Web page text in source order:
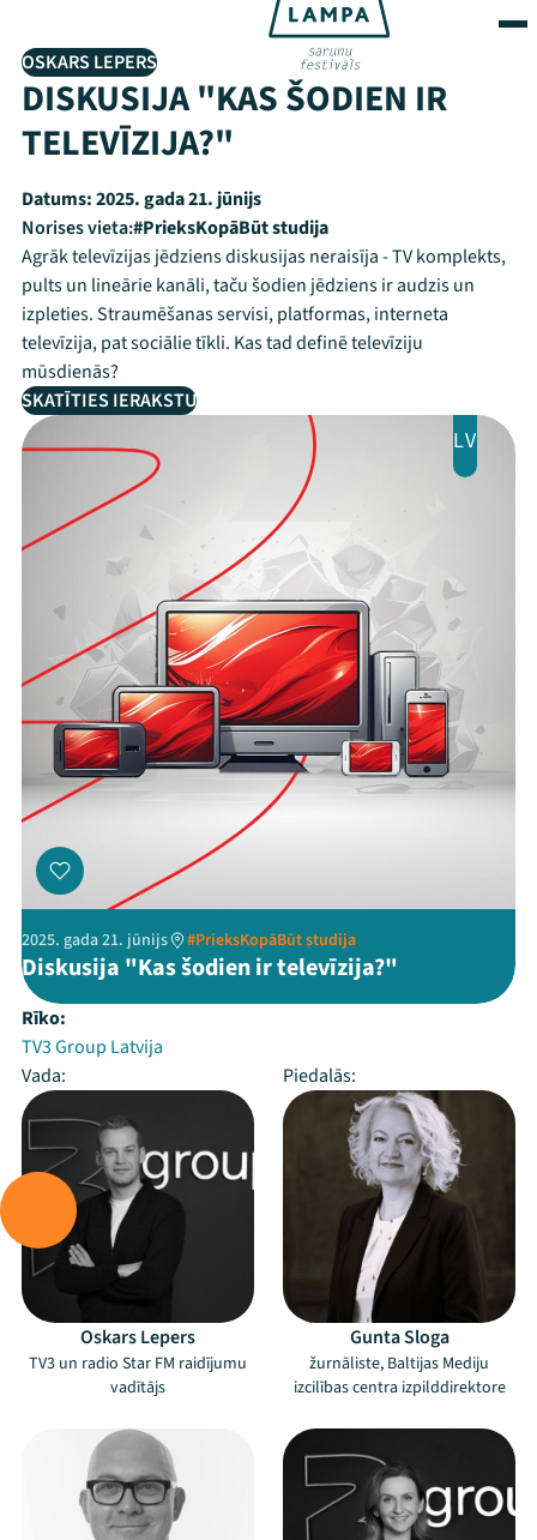
OSKARS LEPERS
DISKUSIJA "KAS ŠODIEN IR
TELEVĪZIJA?"
Datums:2025. gada 21. jūnijs
Norises vieta:#PrieksKopāBūt studija
Agrāk televīzijas jēdziens diskusijas neraisīja - TV komplekts,
pults un lineārie kanāli, taču šodien jēdziens ir audzis un
izpleties. Straumēšanas servisi, platformas, interneta
televīzija, pat sociālie tīkli. Kas tad definē televīziju
mūsdienās?
SKATĪTIES IERAKSTU
LV
2025. gada 21. jūnijs #PrieksKopāBūt studija
Diskusija "Kas šodien ir televīzija?"
Rīko:
TV3 Group Latvija
Vada:
Piedalās:
Oskars Lepers
TV3 un radio Star FM raidījumu
vadītājs
Gunta Sloga
žurnāliste, Baltijas Mediju
izcilības centra izpilddirektore